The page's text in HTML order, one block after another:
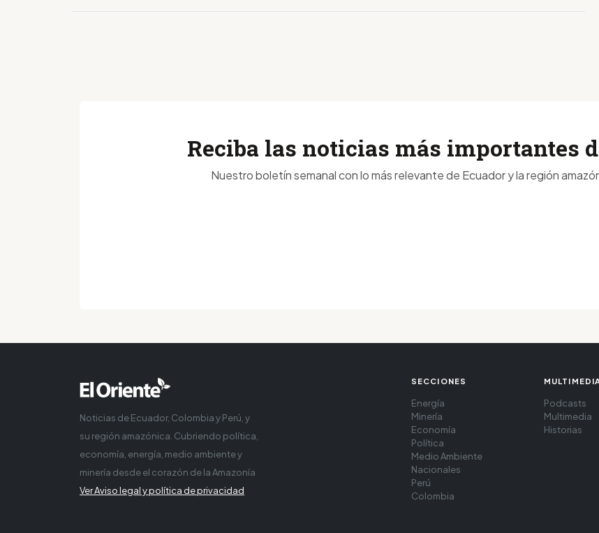
Reciba las noticias más importantes
Nuestro boletín semanal con lo más relevante de Ecuador y la región
Noticias de Ecuador, Colombia y Perú, y
su región amazónica. Cubriendo política,
economía, energía, medio ambiente y
minería desde el corazón de la Amazonía
Ver Aviso legal y política de privacidad
SECCIONES
Energía
Minería
Economía
Política
Medio Ambiente
Nacionales
Perú
Colombia
Podcasts
Multimedia
Historias